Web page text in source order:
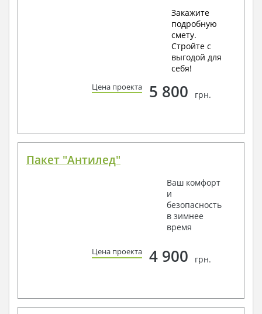
Закажите
подробную
смету.
Стройте с
выгодой для
себя!
Цена проекта 5 800 грн.
Пакет "Антилед"
Ваш комфорт
и
безопасность
в зимнее
время
Цена проекта 4 900 грн.